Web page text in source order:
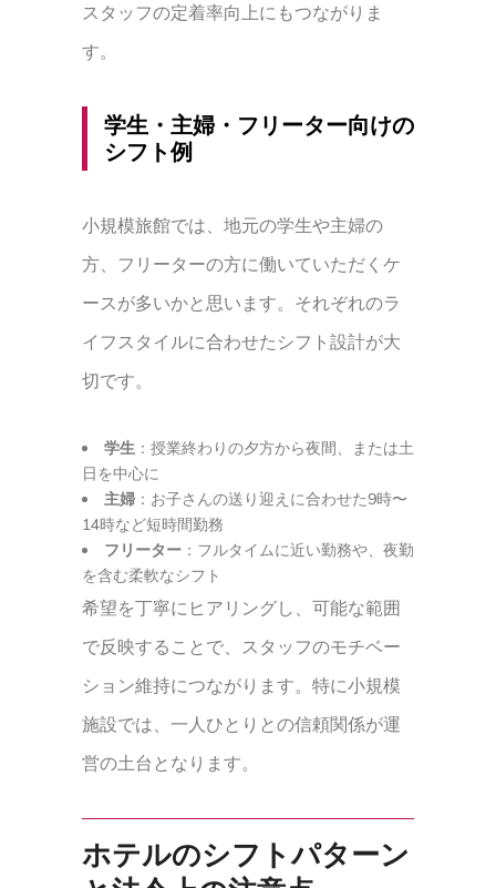
スタッフの定着率向上にもつながりま
す。
学生・主婦・フリーター向けの
シフト例
小規模旅館では、地元の学生や主婦の
方、フリーターの方に働いていただくケ
ースが多いかと思います。それぞれのラ
イフスタイルに合わせたシフト設計が大
切です。
学生 ：授業終わりの夕方から夜間、または土
日を中心に
主婦 ：お子さんの送り迎えに合わせた9時〜
14時など短時間勤務
フリーター ：フルタイムに近い勤務や、夜勤
を含む柔軟なシフト
希望を丁寧にヒアリングし、可能な範囲
で反映することで、スタッフのモチベー
ション維持につながります。特に小規模
施設では、一人ひとりとの信頼関係が運
営の土台となります。
ホテルのシフトパターン